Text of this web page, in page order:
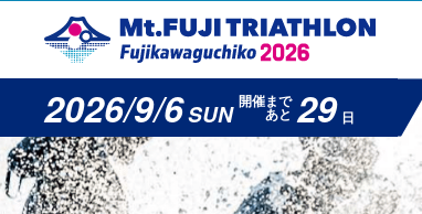
2026/9/6SUN 開催まで
あと 29 日